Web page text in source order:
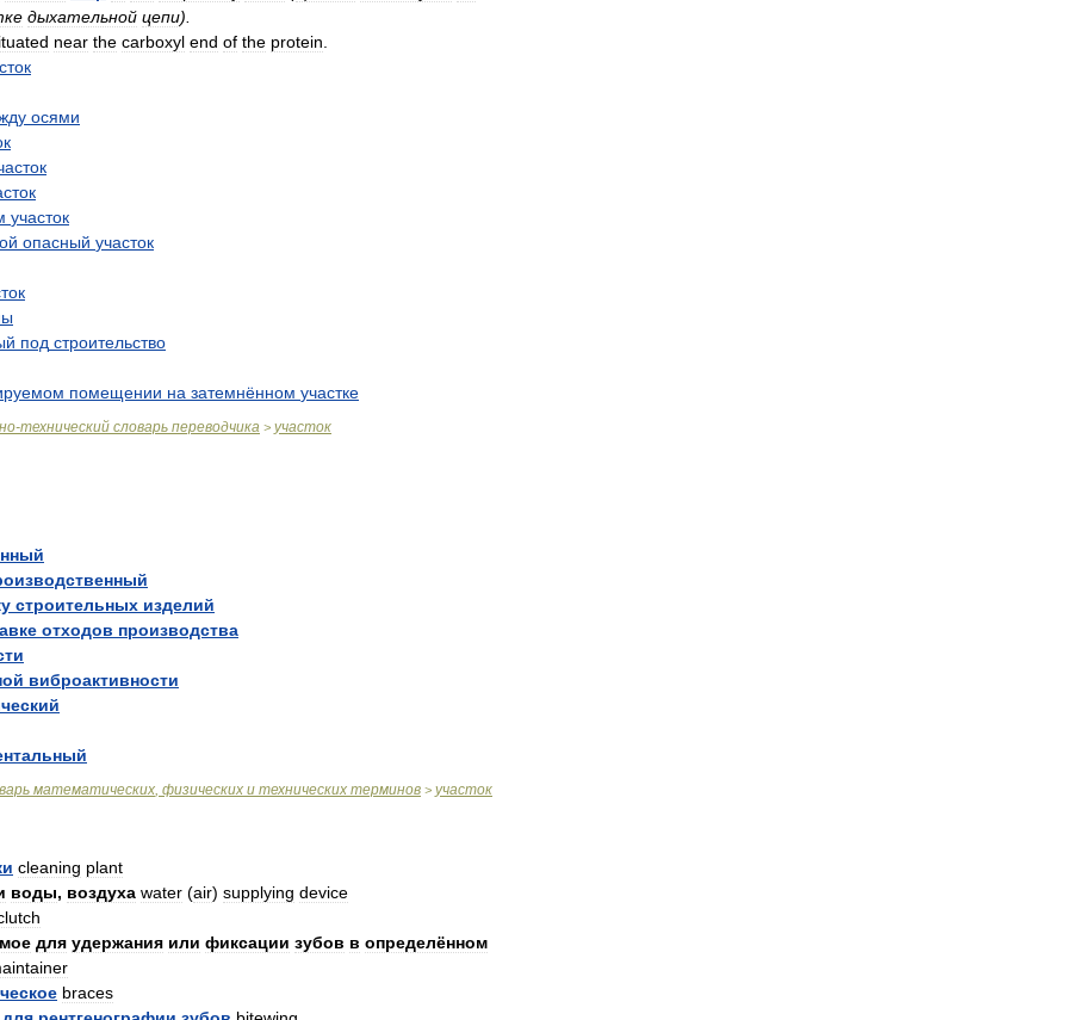
дыхательной цепи).
near the carboxyl end of the protein
осями
участок
опасный участок
под строительство
помещении на затемнённом участке
-технический словарь переводчика > участок
строительных изделий
отходов производства
виброактивности
математических, физических и технических терминов > участок
cleaning plant
воды, воздуха water (air) supplying device
для удержания или фиксации зубов в определённом
braces